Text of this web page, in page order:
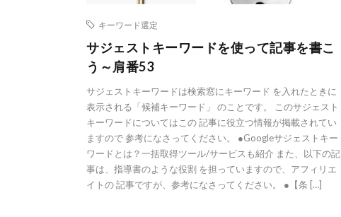
キーワード選定
サジェストキーワードを使って記事を書こ
う～肩番53
サジェストキーワードは検索窓にキーワード を入れたときに
表示される「候補キーワード」 のことです。 このサジェスト
キーワードについてはこの 記事に役立つ情報が掲載されてい
ますので 参考になさってください。 ●Googleサジェストキー
ワードとは？一括取得ツール/サービスも紹介 また、以下の記
事は、指導書のような役割 を担っていますので、アフィリエ
イトの 記事ですが、参考になさってください。 ●【条 […]